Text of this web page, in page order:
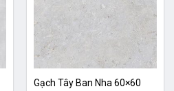
Gạch Tây Ban Nha 60×60